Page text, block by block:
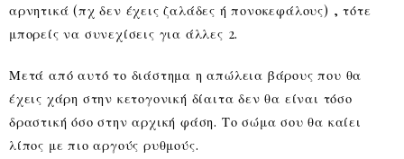
αρνητικά (πχ δεν έχεις ζαλάδες ή πονοκεφάλους) , τότε
μπορείς να συνεχίσεις για άλλες 2.
Μετά από αυτό το διάστημα η απώλεια βάρους που θα
έχεις χάρη στην κετογονική δίαιτα δεν θα είναι τόσο
δραστική όσο στην αρχική φάση. Το σώμα σου θα καίει
λίπος με πιο αργούς ρυθμούς.